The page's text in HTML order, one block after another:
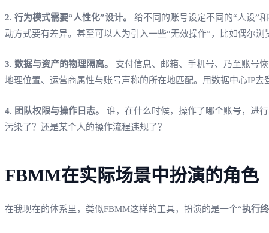
2. 行为模式需要“人性化”设计。
给不同的账号设定不同的“人设”
动方式要有差异。甚至可以人为引入一些“无效操作”，比如偶尔
3. 数据与资产的物理隔离。
支付信息、邮箱、手机号、乃至账号
地理位置、运营商属性与账号声称的所在地匹配。用数据中心IP去
4. 团队权限与操作日志。
谁，在什么时候，操作了哪个账号，进
污染了？还是某个人的操作流程违规了？
FBMM在实际场景中扮演的角色
在我现在的体系里，类似FBMM这样的工具，扮演的是一个“执行